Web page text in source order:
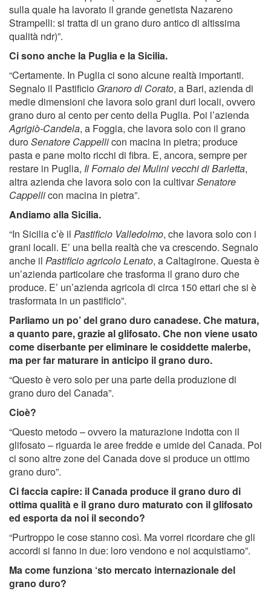
sulla quale ha lavorato il grande genetista Nazareno
Strampelli: si tratta di un grano duro antico di altissima
qualità ndr)”.
Ci sono anche la Puglia e la Sicilia.
“Certamente. In Puglia ci sono alcune realtà importanti.
Segnalo il Pastificio Granoro di Corato, a Bari, azienda di
medie dimensioni che lavora solo grani duri locali, ovvero
grano duro al cento per cento della Puglia. Poi l’azienda
Agrigiò-Candela, a Foggia, che lavora solo con il grano
duroSenatore Cappellicon macina in pietra; produce
pasta e pane molto ricchi di fibra. E, ancora, sempre per
restare in Puglia, IlFornaio dei Mulini vecchi di Barletta,
altra azienda che lavora solo con la cultivarSenatore
Cappellicon macina in pietra”.
Andiamo alla Sicilia.
“In Sicilia c’è il Pastificio Valledolmo, che lavora solo con i
grani locali. E’ una bella realtà che va crescendo. Segnalo
anche il Pastificio agricolo Lenato, a Caltagirone. Questa è
un’azienda particolare che trasforma il grano duro che
produce. E’ un’azienda agricola di circa 150 ettari che si è
trasformata in un pastificio”.
Parliamo un po’ del grano duro canadese. Che matura,
a quanto pare, grazie al glifosato. Che non viene usato
come diserbante per eliminare le cosiddette malerbe,
ma per far maturare in anticipo il grano duro.
“Questo è vero solo per una parte della produzione di
grano duro del Canada”.
Cioè?
“Questo metodo – ovvero la maturazione indotta con il
glifosato – riguarda le aree fredde e umide del Canada. Poi
ci sono altre zone del Canada dove si produce un ottimo
grano duro”.
Ci faccia capire: il Canada produce il grano duro di
ottima qualità e il grano duro maturato con il glifosato
ed esporta da noi il secondo?
“Purtroppo le cose stanno così. Ma vorrei ricordare che gli
accordi si fanno in due: loro vendono e noi acquistiamo”.
Ma come funziona ‘sto mercato internazionale del
grano duro?